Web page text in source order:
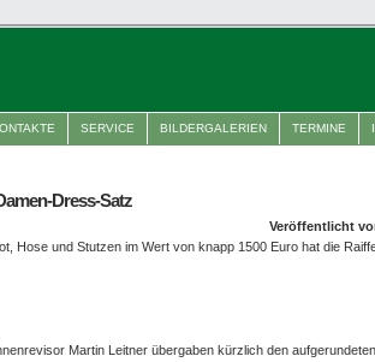
SERVICE BILDERGALERIEN TERMINE
Dress-Satz
Veröffentlicht
Hose und Stutzen im Wert von knapp 1500 Euro hat die
Martin Leitner übergaben kürzlich den